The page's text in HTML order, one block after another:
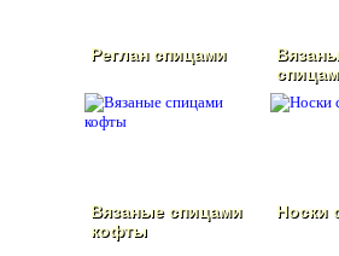
Реглан спицами
Вязаные спицами
кофты
Носки